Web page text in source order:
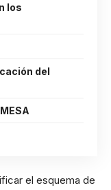
los
del
el esquema de